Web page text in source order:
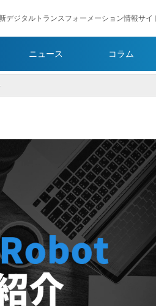
デジタルトランスフォーメーション情報サイ
ニュース コラム